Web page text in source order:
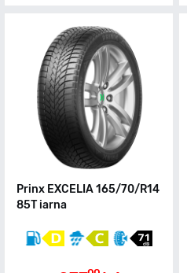
Prinx EXCELIA 165/70/R14
85T iarna